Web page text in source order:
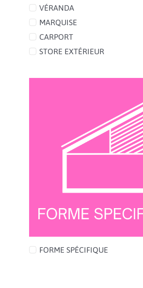
VÉRANDA
MARQUISE
CARPORT
STORE EXTÉRIEUR
FORME SPÉCIFIQUE